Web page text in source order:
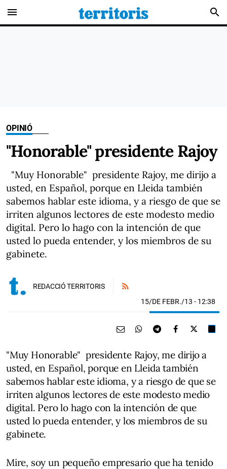
menu search
OPINIÓ
"Honorable" presidente Rajoy
"Muy Honorable" presidente Rajoy, me dirijo a
usted, en Español, porque en Lleida también
sabemos hablar este idioma, y a riesgo de que se
irriten algunos lectores de este modesto medio
digital. Pero lo hago con la intención de que
usted lo pueda entender, y los miembros de su
gabinete.
REDACCIÓ TERRITORIS
15/DE FEBR./13 - 12:38
"Muy Honorable" presidente Rajoy, me dirijo a
usted, en Español, porque en Lleida también
sabemos hablar este idioma, y a riesgo de que se
irriten algunos lectores de este modesto medio
digital. Pero lo hago con la intención de que
usted lo pueda entender, y los miembros de su
gabinete.
Mire, soy un pequeño empresario que ha tenido